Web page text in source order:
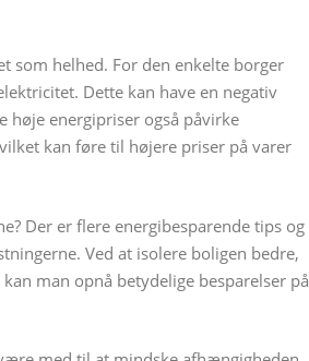
som helhed. For den enkelte borger
Dette kan have en negativ
høje energipriser også påvirke
kan føre til højere priser på varer
Der er flere energibesparende tips og
Ved at isolere boligen bedre,
man opnå betydelige besparelser på